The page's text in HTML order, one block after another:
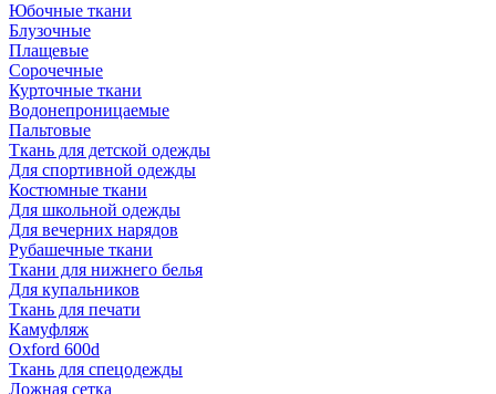
Юбочные ткани
Блузочные
Плащевые
Сорочечные
Курточные ткани
Водонепроницаемые
Пальтовые
Ткань для детской одежды
Для спортивной одежды
Костюмные ткани
Для школьной одежды
Для вечерних нарядов
Рубашечные ткани
Ткани для нижнего белья
Для купальников
Ткань для печати
Камуфляж
Oxford 600d
Ткань для спецодежды
Ложная сетка